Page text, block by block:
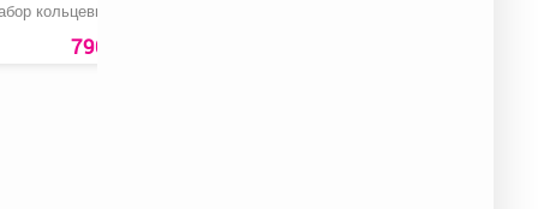
кольцевых пил
790 руб.